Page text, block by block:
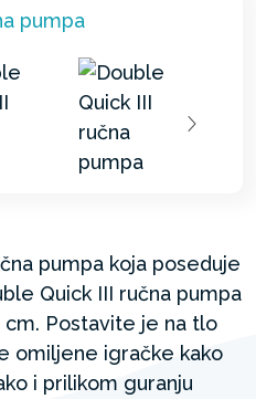
pumpa koja poseduje
Quick III ručna pumpa
Postavite je na tlo
omiljene igračke kako
i prilikom guranju